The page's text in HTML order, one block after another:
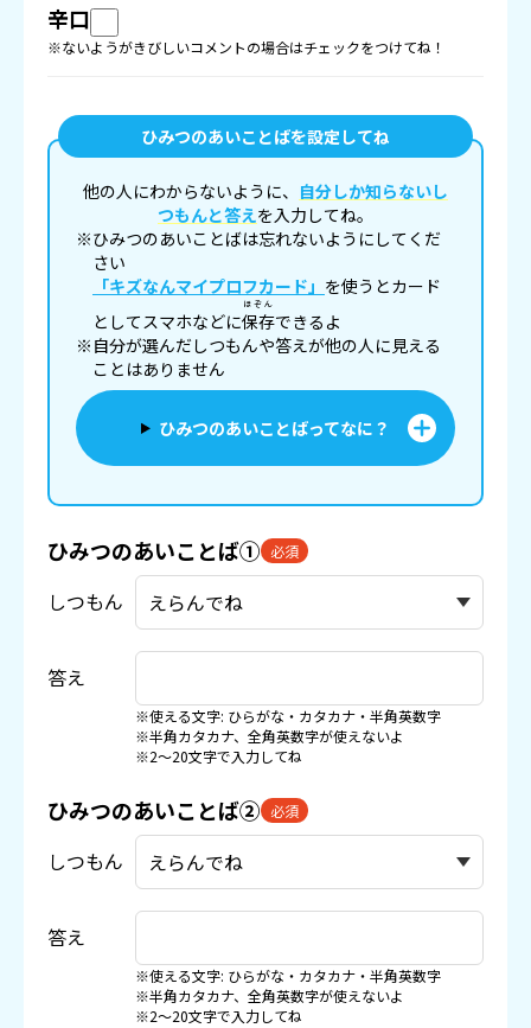
辛口
※ないようがきびしいコメントの場合はチェックをつけてね！
ひみつのあいことばを設定してね
他の人にわからないように、 自分しか知らないし
つもんと答えを入力してね。
※ひみつのあいことばは忘れないようにしてくだ
さい
「キズなんマイプロフカード」 を使うとカード
としてスマホなどに保存
ほぞん
できるよ
※自分が選んだしつもんや答えが他の人に見える
ことはありません
ひみつのあいことばってなに？
ひみつのあいことば① 必須
しつもん
答え
※使える文字: ひらがな・カタカナ・半角英数字
※半角カタカナ、全角英数字が使えないよ
※2〜20文字で入力してね
ひみつのあいことば② 必須
しつもん
答え
※使える文字: ひらがな・カタカナ・半角英数字
※半角カタカナ、全角英数字が使えないよ
※2〜20文字で入力してね